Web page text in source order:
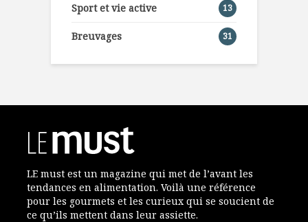
Sport et vie active 13
Breuvages 31
LE must est un magazine qui met de l’avant les
tendances en alimentation. Voilà une référence
pour les gourmets et les curieux qui se soucient de
ce qu’ils mettent dans leur assiette.